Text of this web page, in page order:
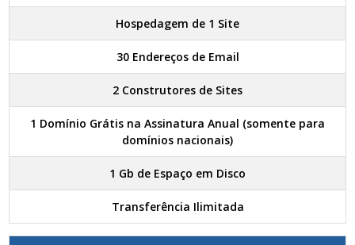
Hospedagem de 1 Site
30 Endereços de Email
2 Construtores de Sites
1 Domínio Grátis na Assinatura Anual (somente para
domínios nacionais)
1 Gb de Espaço em Disco
Transferência Ilimitada